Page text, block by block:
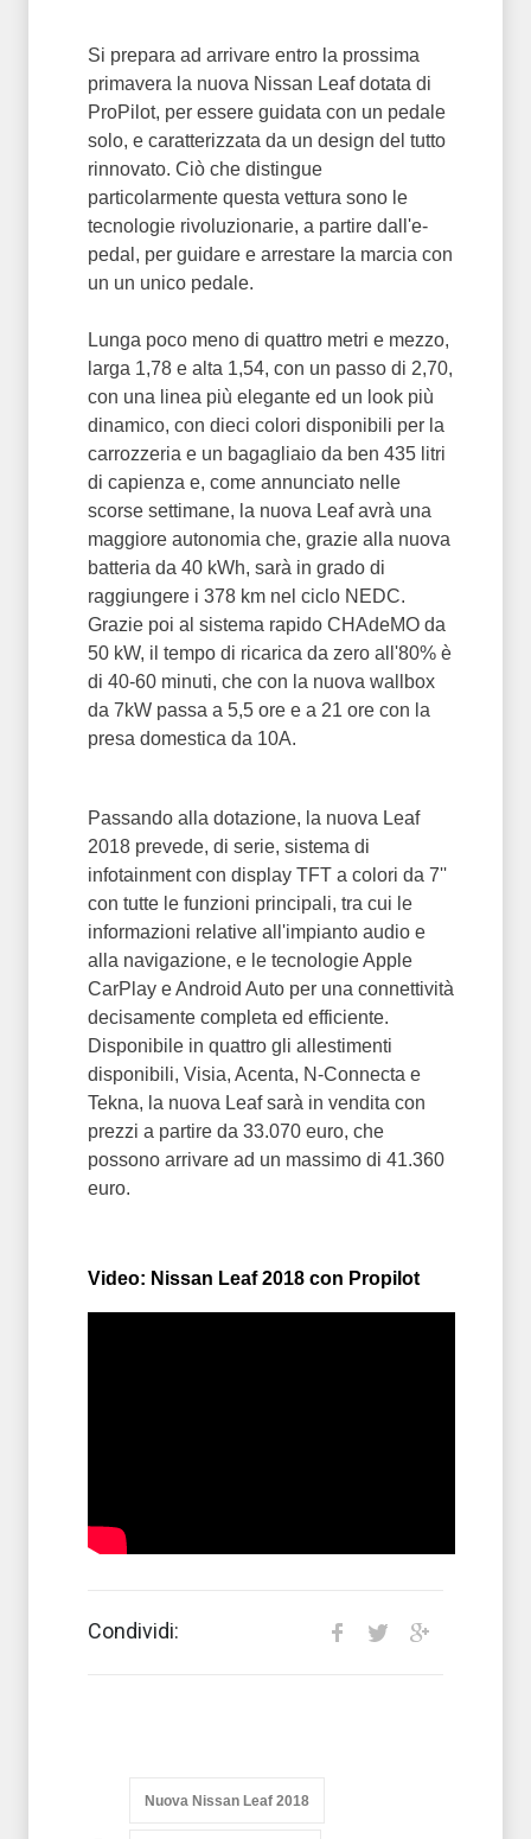
Si prepara ad arrivare entro la prossima
primavera la nuova Nissan Leaf dotata di
ProPilot, per essere guidata con un pedale
solo, e caratterizzata da un design del tutto
rinnovato. Ciò che distingue
particolarmente questa vettura sono le
tecnologie rivoluzionarie, a partire dall'e-
pedal, per guidare e arrestare la marcia con
un un unico pedale.
Lunga poco meno di quattro metri e mezzo,
larga 1,78 e alta 1,54, con un passo di 2,70,
con una linea più elegante ed un look più
dinamico, con dieci colori disponibili per la
carrozzeria e un bagagliaio da ben 435 litri
di capienza e, come annunciato nelle
scorse settimane, la nuova Leaf avrà una
maggiore autonomia che, grazie alla nuova
batteria da 40 kWh, sarà in grado di
raggiungere i 378 km nel ciclo NEDC.
Grazie poi al sistema rapido CHAdeMO da
50 kW, il tempo di ricarica da zero all'80% è
di 40-60 minuti, che con la nuova wallbox
da 7kW passa a 5,5 ore e a 21 ore con la
presa domestica da 10A.
Passando alla dotazione, la nuova Leaf
2018 prevede, di serie, sistema di
infotainment con display TFT a colori da 7''
con tutte le funzioni principali, tra cui le
informazioni relative all'impianto audio e
alla navigazione, e le tecnologie Apple
CarPlay e Android Auto per una connettività
decisamente completa ed efficiente.
Disponibile in quattro gli allestimenti
disponibili, Visia, Acenta, N-Connecta e
Tekna, la nuova Leaf sarà in vendita con
prezzi a partire da 33.070 euro, che
possono arrivare ad un massimo di 41.360
euro.
Video: Nissan Leaf 2018 con Propilot
Condividi:
Nuova Nissan Leaf 2018